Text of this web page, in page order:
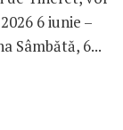
6 iunie –
Sâmbătă, 6...